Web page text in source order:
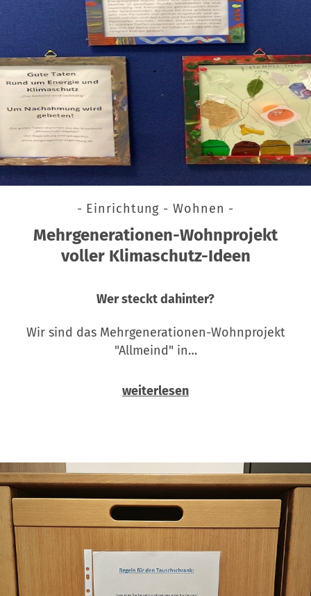
- Einrichtung - Wohnen -
Mehrgenerationen-Wohnprojekt
voller Klimaschutz-Ideen
Wer steckt dahinter?
Wir sind das Mehrgenerationen-Wohnprojekt
"Allmeind" in…
weiterlesen